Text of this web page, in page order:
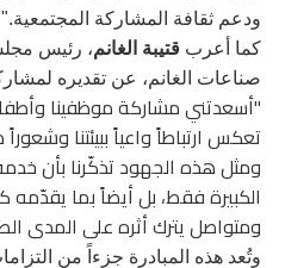
ودعم ثقافة المشاركة المجتمعية."
كما أعربقتيبة الغانم، رئيس
صناعات الغانم، عن تقديره
"أسعدتني مشاركة موظفينا
تعكس ارتباطاً واعياً ببيئتنا
ومثل هذه الجهود تذكّرنا بأن
الكبيرة فقط، بل أيضاً بما
ومتواصل يترك أثره على المدى
وتُعد هذه المبادرة جزءاً من